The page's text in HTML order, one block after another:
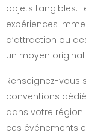
objets tangibles.
expériences
d’attraction ou
un moyen
Renseignez-vous
conventions
dans votre
ces événements